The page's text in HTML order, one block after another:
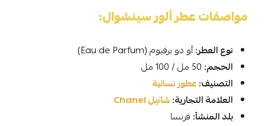
مواصفات عطر ألور سينشوال:
نوع العطر:أو دو برفيوم (Eau de Parfum)
الحجم:
التصنيف:عطور نسائية
العلامة التجارية:شانيل Chanel
بلد المنشأ: فرنسا